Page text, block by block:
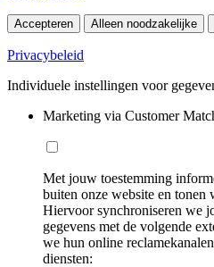
Accepteren Alleen noodzakelijke
Privacybeleid
Individuele instellingen voor
Marketing via Customer
Met jouw toestemming
buiten onze website en tonen
Hiervoor synchroniseren we
gegevens met de volgende
we hun online
diensten: